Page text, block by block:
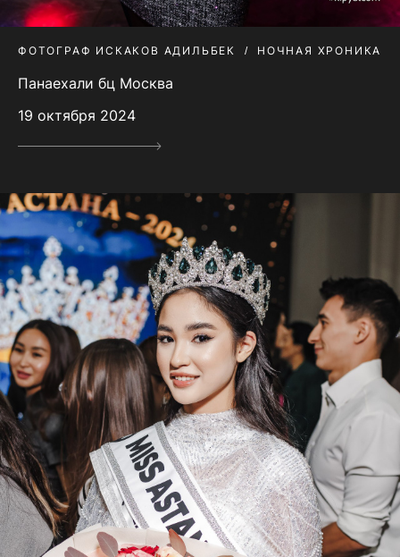
ФОТОГРАФ ИСКАКОВ АДИЛЬБЕК НОЧНАЯ ХРОНИКА
Панаехали бц Москва
19 октября 2024